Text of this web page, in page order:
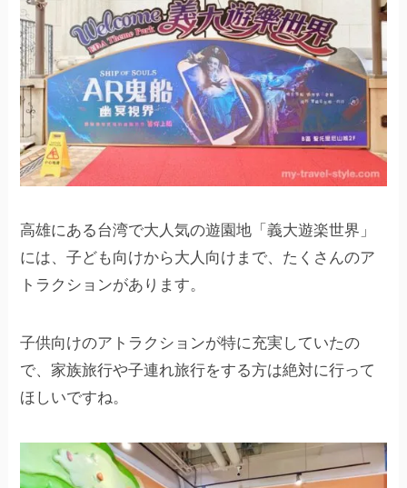
高雄にある台湾で大人気の遊園地「義大遊楽世界」
には、子ども向けから大人向けまで、たくさんのア
トラクションがあります。
子供向けのアトラクションが特に充実していたの
で、家族旅行や子連れ旅行をする方は絶対に行って
ほしいですね。